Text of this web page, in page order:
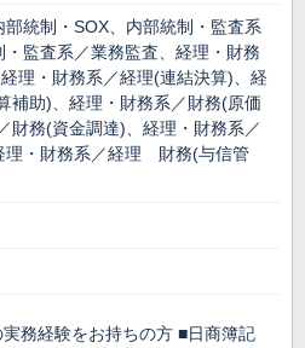
統制・SOX、内部統制・監査系
・監査系／業務監査、経理・財務
理・財務系／経理(連結決算)、経
補助)、経理・財務系／財務(原価
財務(資金調達)、経理・財務系／
理・財務系／経理 財務(与信管
実務経験をお持ちの方 ■日商簿記